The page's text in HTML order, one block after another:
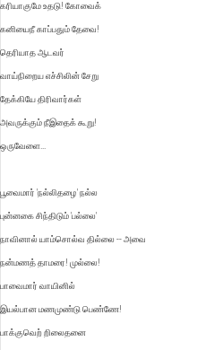
கரியாகுமே உதடு! கோவைக்
கனியைநீ காப்பதும் தேவை!
தெரியாத ஆடவர்
வாய்நிறைய எச்சிலின் சேறு
தேக்கியே திரிவார்கள்
அவருக்கும் நீஇதைக் கூறு!
ஒருவேளை...
பூவைமார் 'நல்லிதழை' நல்ல
புன்னகை சிந்திடும் 'பல்லை'
நாவினால் யாம்சொல்வ தில்லை -- அவை
நன்மணத் தாமரை! முல்லை!
பாவைமார் வாயினில்
இயல்பான மணமுண்டு பெண்ணே!
பாக்குவெற் றிலைதனை